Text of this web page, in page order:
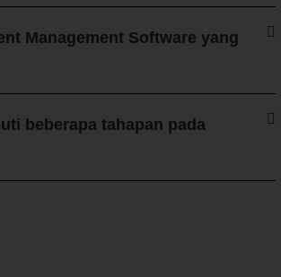
Management Software yang
beberapa tahapan pada